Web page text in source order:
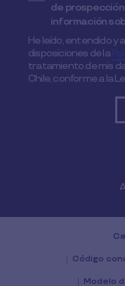
de
información
He leído, entendido
disposiciones de la
tratamiento de mis
Chile, conforme a la
Código
Modelo